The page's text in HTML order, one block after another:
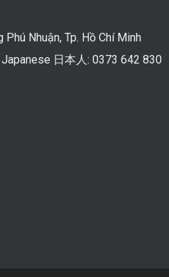
Nhuận, Tp. Hồ Chí Minh
日本人: 0373 642 830